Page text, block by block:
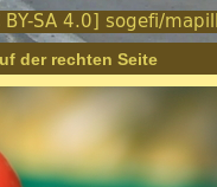
der rechten Seite